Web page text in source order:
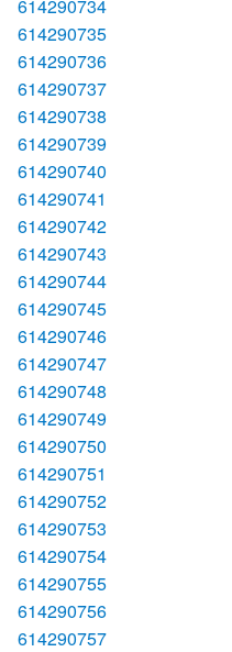
614290734
614290735
614290736
614290737
614290738
614290739
614290740
614290741
614290742
614290743
614290744
614290745
614290746
614290747
614290748
614290749
614290750
614290751
614290752
614290753
614290754
614290755
614290756
614290757